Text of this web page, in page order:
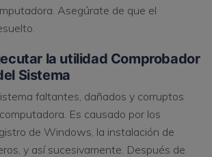
Asegúrate de que el
la utilidad Comprobador
Sistema
faltantes, dañados y corruptos
Es causado por los
de Windows, la instalación de
y así sucesivamente. Después de